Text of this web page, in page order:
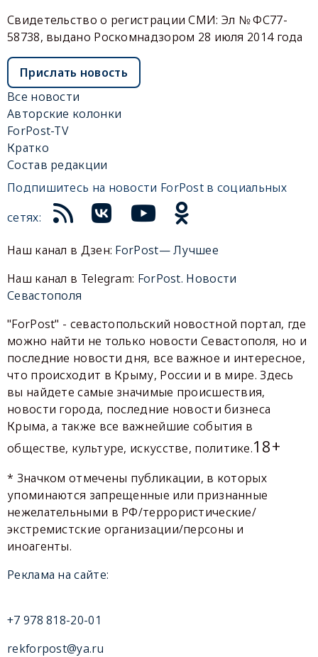
Свидетельство о регистрации СМИ: Эл № ФС77-
58738, выдано Роскомнадзором 28 июля 2014 года
Прислать новость
Все новости
Авторские колонки
ForPost-TV
Кратко
Состав редакции
Подпишитесь на новости ForPost в социальных
сетях:
Наш канал в Дзен: ForPost— Лучшее
Наш канал в Telegram: ForPost. Новости
Севастополя
"ForPost" - севастопольский новостной портал, где
можно найти не только новости Севастополя, но и
последние новости дня, все важное и интересное,
что происходит в Крыму, России и в мире. Здесь
вы найдете самые значимые происшествия,
новости города, последние новости бизнеса
Крыма, а также все важнейшие события в
обществе, культуре, искусстве, политике.18+
* Значком отмечены публикации, в которых
упоминаются запрещенные или признанные
нежелательными в РФ/террористические/
экстремистские организации/персоны и
иноагенты.
Реклама на сайте:
+7 978 818-20-01
rekforpost@ya.ru